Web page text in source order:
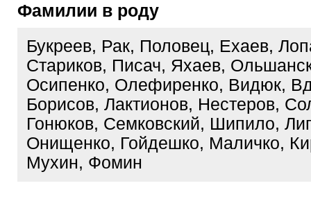
Фамилии в роду
Букреев, Рак, Половец, Ехаев,
Стариков, Писач, Яхаев,
Осипенко, Олефиренко, Видюк,
Борисов, Лактионов, Нестеров,
Гонюков, Семковский, Шипило,
Онищенко, Гойдешко, Маличко,
Мухин, Фомин